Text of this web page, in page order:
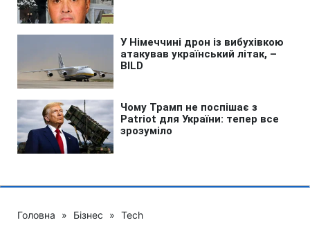
Головна » Бізнес » Tech